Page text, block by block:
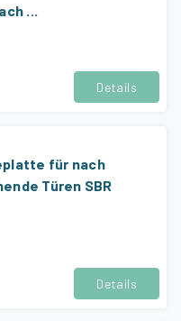
...
Details
für nach
Türen SBR
Details